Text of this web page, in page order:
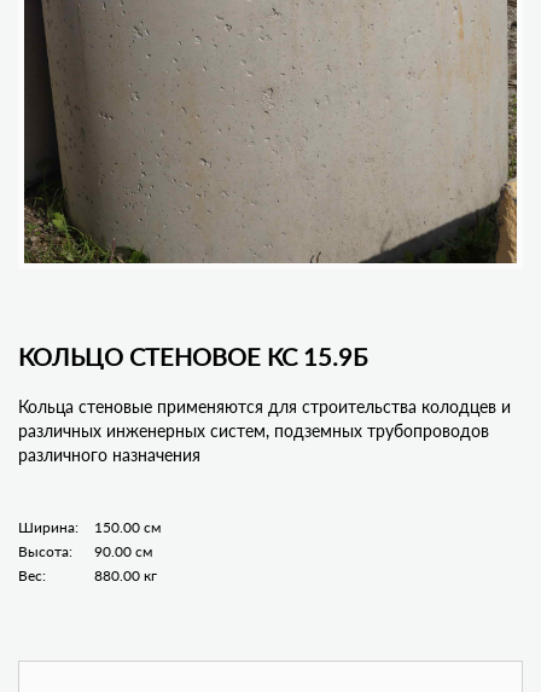
КОЛЬЦО СТЕНОВОЕ КС 15.9Б
Кольца стеновые применяются для строительства колодцев и
различных инженерных систем, подземных трубопроводов
различного назначения
Ширина:
150.00 см
Высота:
90.00 см
Вес:
880.00 кг